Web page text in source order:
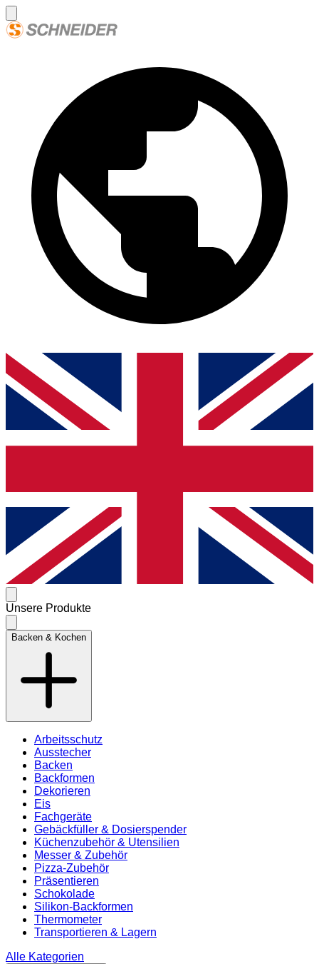
Unsere Produkte
Backen & Kochen
Arbeitsschutz
Ausstecher
Backen
Backformen
Dekorieren
Eis
Fachgeräte
Gebäckfüller & Dosierspender
Küchenzubehör & Utensilien
Messer & Zubehör
Pizza-Zubehör
Präsentieren
Schokolade
Silikon-Backformen
Thermometer
Transportieren & Lagern
Alle Kategorien